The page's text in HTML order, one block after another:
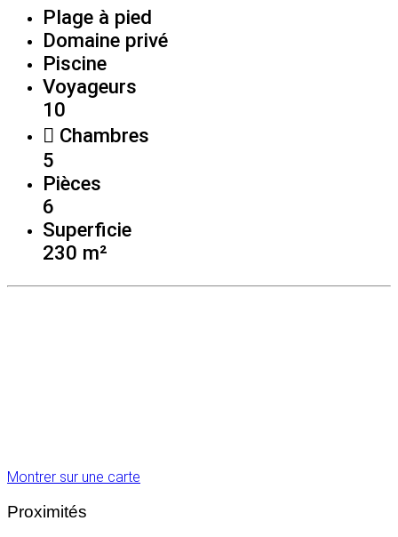
Plage à pied
Domaine privé
Piscine
Voyageurs
10
Chambres
5
Pièces
6
Superficie
230 m²
Montrer sur une carte
Proximités